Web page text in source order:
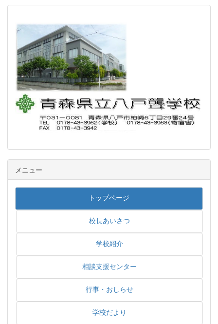
メニュー
トップページ
校長あいさつ
学校紹介
相談支援センター
行事・おしらせ
学校だより